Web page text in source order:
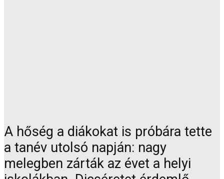
A hőség a diákokat is próbára tette
a tanév utolsó napján: nagy
melegben zárták az évet a helyi